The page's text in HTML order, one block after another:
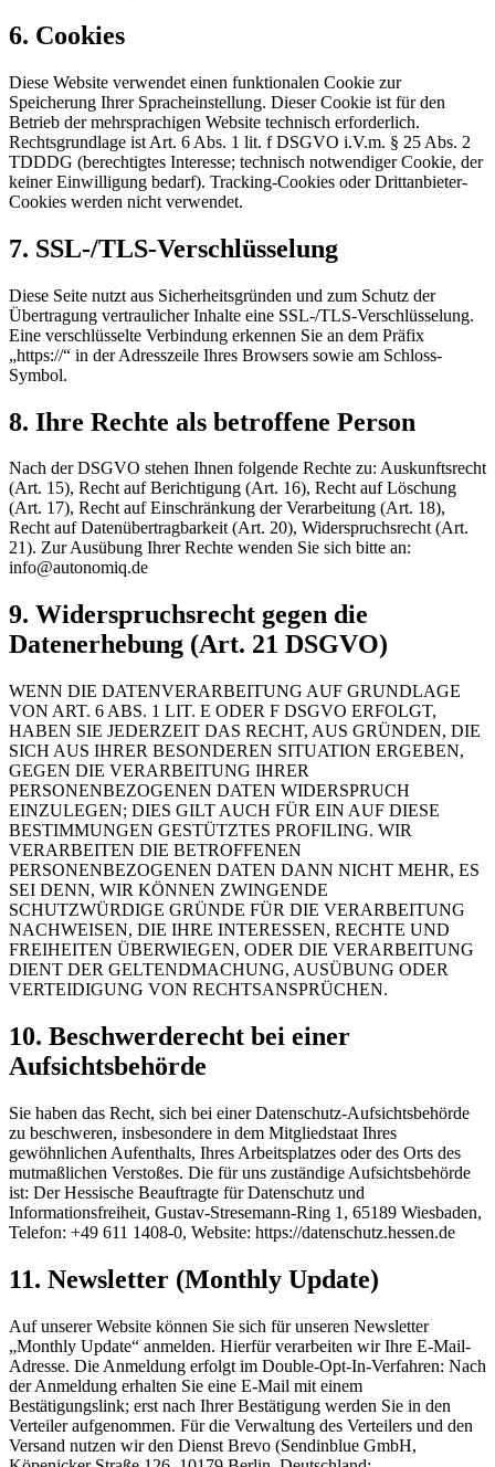
6. Cookies
Diese Website verwendet einen funktionalen Cookie zur
Speicherung Ihrer Spracheinstellung. Dieser Cookie ist für den
Betrieb der mehrsprachigen Website technisch erforderlich.
Rechtsgrundlage ist Art. 6 Abs. 1 lit. f DSGVO i.V.m. § 25 Abs. 2
TDDDG (berechtigtes Interesse; technisch notwendiger Cookie, der
keiner Einwilligung bedarf). Tracking-Cookies oder Drittanbieter-
Cookies werden nicht verwendet.
7. SSL-/TLS-Verschlüsselung
Diese Seite nutzt aus Sicherheitsgründen und zum Schutz der
Übertragung vertraulicher Inhalte eine SSL-/TLS-Verschlüsselung.
Eine verschlüsselte Verbindung erkennen Sie an dem Präfix
„https://“ in der Adresszeile Ihres Browsers sowie am Schloss-
Symbol.
8. Ihre Rechte als betroffene Person
Nach der DSGVO stehen Ihnen folgende Rechte zu: Auskunftsrecht
(Art. 15), Recht auf Berichtigung (Art. 16), Recht auf Löschung
(Art. 17), Recht auf Einschränkung der Verarbeitung (Art. 18),
Recht auf Datenübertragbarkeit (Art. 20), Widerspruchsrecht (Art.
21). Zur Ausübung Ihrer Rechte wenden Sie sich bitte an:
info@autonomiq.de
9. Widerspruchsrecht gegen die
Datenerhebung (Art. 21 DSGVO)
WENN DIE DATENVERARBEITUNG AUF GRUNDLAGE
VON ART. 6 ABS. 1 LIT. E ODER F DSGVO ERFOLGT,
HABEN SIE JEDERZEIT DAS RECHT, AUS GRÜNDEN, DIE
SICH AUS IHRER BESONDEREN SITUATION ERGEBEN,
GEGEN DIE VERARBEITUNG IHRER
PERSONENBEZOGENEN DATEN WIDERSPRUCH
EINZULEGEN; DIES GILT AUCH FÜR EIN AUF DIESE
BESTIMMUNGEN GESTÜTZTES PROFILING. WIR
VERARBEITEN DIE BETROFFENEN
PERSONENBEZOGENEN DATEN DANN NICHT MEHR, ES
SEI DENN, WIR KÖNNEN ZWINGENDE
SCHUTZWÜRDIGE GRÜNDE FÜR DIE VERARBEITUNG
NACHWEISEN, DIE IHRE INTERESSEN, RECHTE UND
FREIHEITEN ÜBERWIEGEN, ODER DIE VERARBEITUNG
DIENT DER GELTENDMACHUNG, AUSÜBUNG ODER
VERTEIDIGUNG VON RECHTSANSPRÜCHEN.
10. Beschwerderecht bei einer
Aufsichtsbehörde
Sie haben das Recht, sich bei einer Datenschutz-Aufsichtsbehörde
zu beschweren, insbesondere in dem Mitgliedstaat Ihres
gewöhnlichen Aufenthalts, Ihres Arbeitsplatzes oder des Orts des
mutmaßlichen Verstoßes. Die für uns zuständige Aufsichtsbehörde
ist: Der Hessische Beauftragte für Datenschutz und
Informationsfreiheit, Gustav-Stresemann-Ring 1, 65189 Wiesbaden,
Telefon: +49 611 1408-0, Website: https://datenschutz.hessen.de
11. Newsletter (Monthly Update)
Auf unserer Website können Sie sich für unseren Newsletter
„Monthly Update“ anmelden. Hierfür verarbeiten wir Ihre E-Mail-
Adresse. Die Anmeldung erfolgt im Double-Opt-In-Verfahren: Nach
der Anmeldung erhalten Sie eine E-Mail mit einem
Bestätigungslink; erst nach Ihrer Bestätigung werden Sie in den
Verteiler aufgenommen. Für die Verwaltung des Verteilers und den
Versand nutzen wir den Dienst Brevo (Sendinblue GmbH,